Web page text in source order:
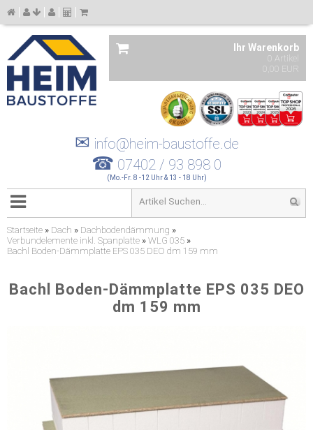
Ihr Warenkorb
0 Artikel
0,00 EUR
✉ info@heim-baustoffe.de
☎ 07402 / 93 898 0
(Mo.-Fr. 8 -12 Uhr & 13 - 18 Uhr)
Startseite » Dach » Dachbodendämmung »
Verbundelemente inkl. Spanplatte » WLG 035 »
Bachl Boden-Dämmplatte EPS 035 DEO dm 159 mm
Bachl Boden-Dämmplatte EPS 035 DEO
dm 159 mm